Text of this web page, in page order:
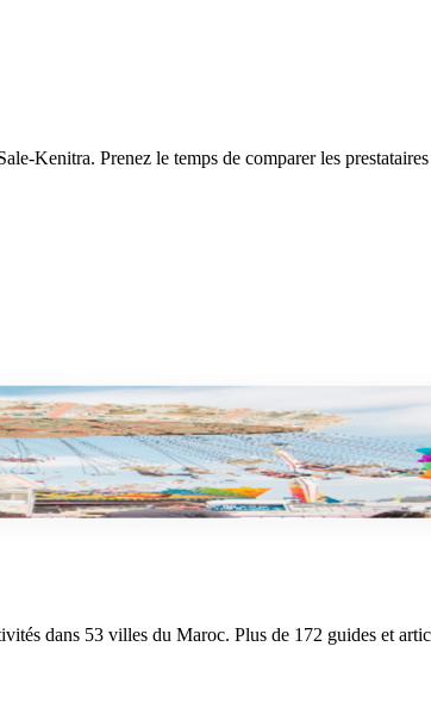
Kenitra. Prenez le temps de comparer les
de Rabat-Sale.
dans 53 villes du Maroc. Plus de 172 guides et